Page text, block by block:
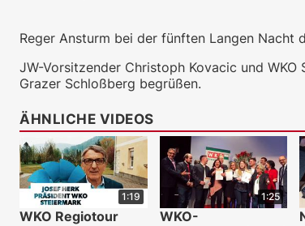
Reger Ansturm bei der fünften Langen Nacht
JW-Vorsitzender Christoph Kovacic und
Grazer Schloßberg begrüßen.
ÄHNLICHE VIDEOS
1:19
WKO Regiotour
1:25
WKO-